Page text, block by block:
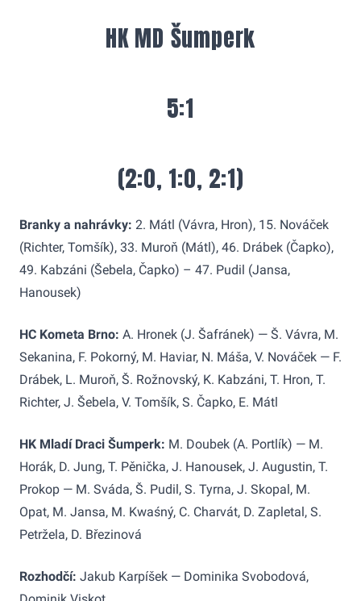
HK MD Šumperk
5:1
(2:0, 1:0, 2:1)
Branky a nahrávky: 2. Mátl (Vávra, Hron), 15. Nováček
(Richter, Tomšík), 33. Muroň (Mátl), 46. Drábek (Čapko),
49. Kabzáni (Šebela, Čapko) – 47. Pudil (Jansa,
Hanousek)
HC Kometa Brno: A. Hronek (J. Šafránek) — Š. Vávra, M.
Sekanina, F. Pokorný, M. Haviar, N. Máša, V. Nováček — F.
Drábek, L. Muroň, Š. Rožnovský, K. Kabzáni, T. Hron, T.
Richter, J. Šebela, V. Tomšík, S. Čapko, E. Mátl
HK Mladí Draci Šumperk: M. Doubek (A. Portlík) — M.
Horák, D. Jung, T. Pěnička, J. Hanousek, J. Augustin, T.
Prokop — M. Sváda, Š. Pudil, S. Tyrna, J. Skopal, M.
Opat, M. Jansa, M. Kwaśný, C. Charvát, D. Zapletal, S.
Petržela, D. Březinová
Rozhodčí: Jakub Karpíšek — Dominika Svobodová,